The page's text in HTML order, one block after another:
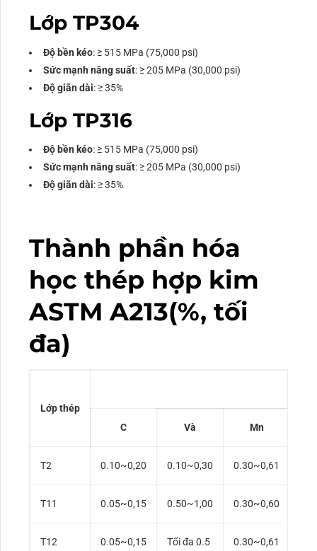
Lớp TP304
Độ bền kéo: ≥ 515 MPa (75,000 psi)
Sức mạnh năng suất: ≥ 205 MPa (30,000 psi)
Độ giãn dài: ≥ 35%
Lớp TP316
Độ bền kéo: ≥ 515 MPa (75,000 psi)
Sức mạnh năng suất: ≥ 205 MPa (30,000 psi)
Độ giãn dài: ≥ 35%
Thành phần hóa
học thép hợp kim
ASTM A213(%, tối
đa)
Lớp thép
C
Và Mn
T2 0.10~0,20 0.10~0,30 0.30~0,61
T11 0.05~0,15 0.50~1,00 0.30~0,60
T12 0.05~0,15 Tối đa 0.5 0.30~0,61